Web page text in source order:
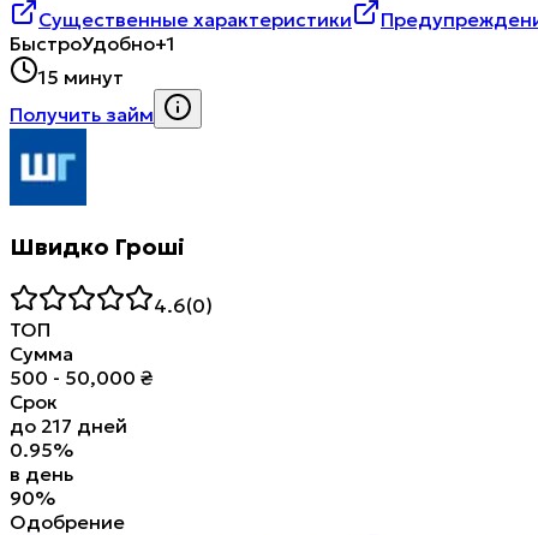
Существенные характеристики
БыстроУдобно+1
15 минут
Получить займ
Швидко Гроші
4.6(0)
ТОП
Сумма
500 - 50,000 ₴
Срок
до 217 дней
0.95%
в день
90%
Одобрение